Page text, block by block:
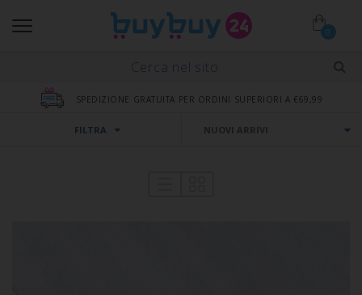
0
SPEDIZIONE GRATUITA PER ORDINI SUPERIORI A €69,99
FILTRA